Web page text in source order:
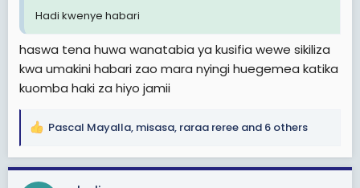
Hadi kwenye habari
haswa tena huwa wanatabia ya kusifia wewe sikiliza
kwa umakini habari zao mara nyingi huegemea katika
kuomba haki za hiyo jamii
R
a
c
Pascal Mayalla, misasa, raraa reree and 6 others